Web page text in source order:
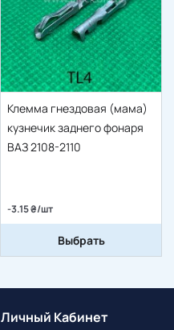
Клемма гнездовая (мама)
кузнечик заднего фонаря
ВАЗ 2108-2110
-3.15 ₴/шт
Выбрать
Личный Кабинет